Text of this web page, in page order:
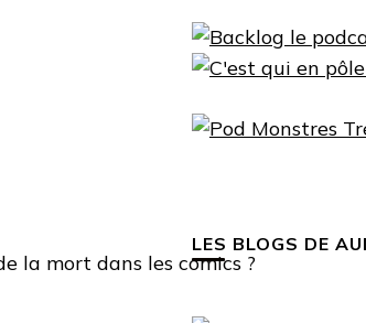
la mort dans les comics ?
LES BLOGS DE